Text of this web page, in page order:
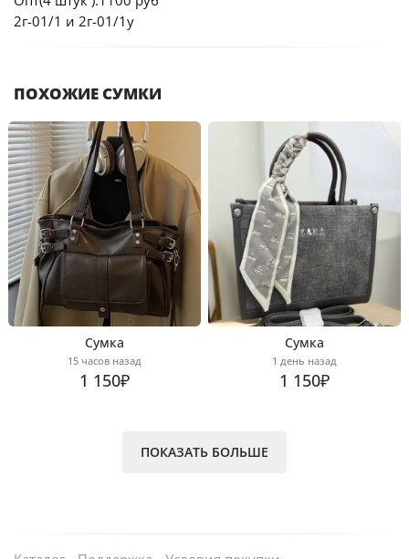
2г-01/1 и 2г-01/1у
ПОХОЖИЕ СУМКИ
Сумка
15 часов назад
1 150₽
Сумка
1 день назад
1 150₽
ПОКАЗАТЬ БОЛЬШЕ